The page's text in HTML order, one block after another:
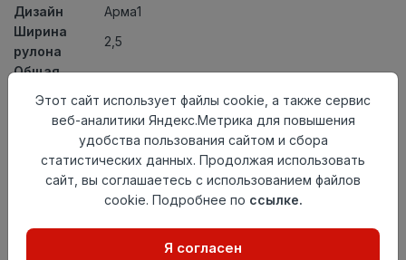
Дизайн
Арма1
Ширина
рулона
2,5
Общая
Актуален
Россия
Этот сайт использует файлы cookie, а также сервис
веб-аналитики Яндекс.Метрика для повышения
удобства пользования сайтом и сбора
статистических данных. Продолжая использовать
сайт, вы соглашаетесь с использованием файлов
cookie. Подробнее по ссылке.
Я согласен